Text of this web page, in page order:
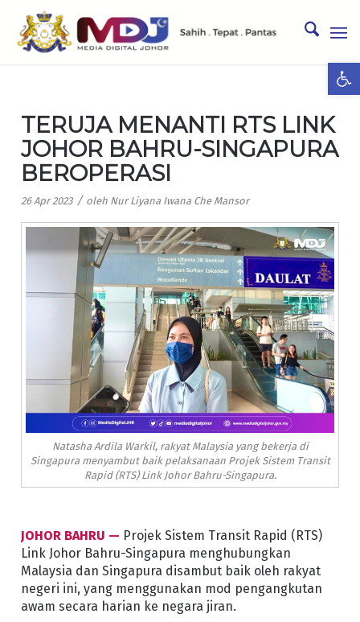
TERUJA MENANTI RTS LINK
JOHOR BAHRU-SINGAPURA
BEROPERASI
26 Apr 2023 / oleh Nur Liyana Iwana Che Mansor
Natasha Ardila Warkil, rakyat Malaysia yang bekerja di
Singapura menyambut baik pelaksanaan Projek Sistem Transit
Rapid (RTS) Link Johor Bahru-Singapura.
JOHOR BAHRU — Projek Sistem Transit Rapid (RTS)
Link Johor Bahru-Singapura menghubungkan
Malaysia dan Singapura disambut baik oleh rakyat
negeri ini, yang menggunakan mod pengangkutan
awam secara harian ke negara jiran.